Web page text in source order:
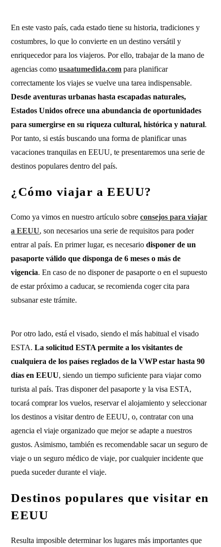
En este vasto país, cada estado tiene su historia, tradiciones y
costumbres, lo que lo convierte en un destino versátil y
enriquecedor para los viajeros. Por ello, trabajar de la mano de
agencias comousaatumedida.com para planificar
correctamente los viajes se vuelve una tarea indispensable.
Desde aventuras urbanas hasta escapadas naturales,
Estados Unidos ofrece una abundancia de oportunidades
para sumergirse en su riqueza cultural, histórica y natural.
Por tanto, si estás buscando una forma de planificar unas
vacaciones tranquilas en EEUU, te presentaremos una serie de
destinos populares dentro del país.
¿Cómo viajar a EEUU?
Como ya vimos en nuestro artículo sobreconsejos para viajar
a EEUU, son necesarios una serie de requisitos para poder
entrar al país. En primer lugar, es necesario disponer de un
pasaporte válido que disponga de 6 meses o más de
vigencia. En caso de no disponer de pasaporte o en el supuesto
de estar próximo a caducar, se recomienda coger cita para
subsanar este trámite.
Por otro lado, está el visado, siendo el más habitual el visado
ESTA.La solicitud ESTA permite a los visitantes de
cualquiera de los países reglados de la VWP estar hasta 90
días en EEUU, siendo un tiempo suficiente para viajar como
turista al país. Tras disponer del pasaporte y la visa ESTA,
tocará comprar los vuelos, reservar el alojamiento y seleccionar
los destinos a visitar dentro de EEUU, o, contratar con una
agencia el viaje organizado que mejor se adapte a nuestros
gustos. Asimismo, también es recomendable sacar un seguro de
viaje o un seguro médico de viaje, por cualquier incidente que
pueda suceder durante el viaje.
Destinos populares que visitar en
EEUU
Resulta imposible determinar los lugares más importantes que